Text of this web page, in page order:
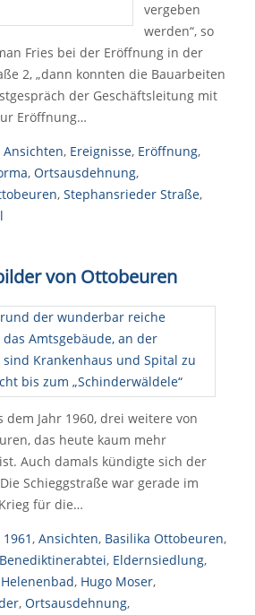
vergeben
werden“, so
Fries bei der Eröffnung in der
2, „dann konnten die Bauarbeiten
der Geschäftsleitung mit
Eröffnung…
Ansichten, Ereignisse, Eröffnung,
, Ortsausdehnung,
, Stephansrieder Straße,
von Ottobeuren
Jahr 1960, drei weitere von
das heute kaum mehr
Auch damals kündigte sich der
Schieggstraße war gerade im
für die…
1961, Ansichten, Basilika Ottobeuren,
Benediktinerabtei, Eldernsiedlung,
Helenenbad, Hugo Moser,
, Ortsausdehnung,